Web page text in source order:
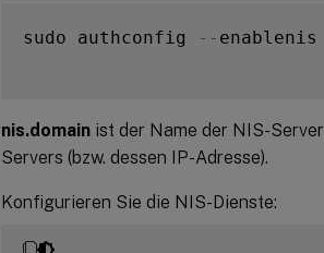
sudo authconfig -- enablenis
nis.domain ist der Name der NIS-
Servers (bzw. dessen IP-Adresse).
Konfigurieren Sie die NIS-Dienste: